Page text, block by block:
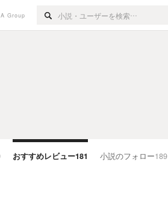
Group
おすすめレビュー181 小説のフォロー189